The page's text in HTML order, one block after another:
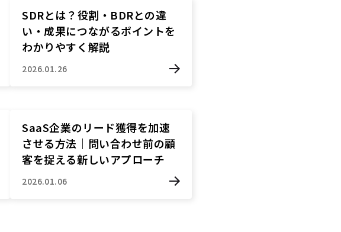
SDRとは？役割・BDRとの違
い・成果につながるポイントを
わかりやすく解説
2026.01.26
SaaS企業のリード獲得を加速
させる方法｜問い合わせ前の顧
客を捉える新しいアプローチ
2026.01.06